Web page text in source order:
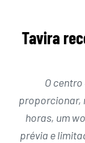
Tavira
O
proporcionar,
horas, um
prévia e